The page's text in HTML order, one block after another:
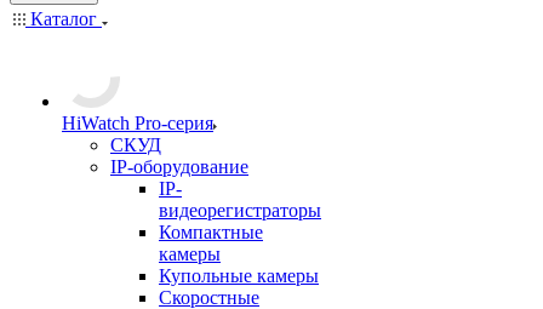
Каталог
HiWatch Pro-серия
CКУД
IP-оборудование
IP-
видеорегистраторы
Компактные
камеры
Купольные камеры
Скоростные